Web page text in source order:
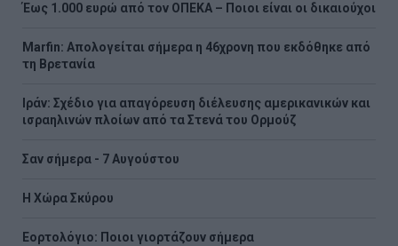
Έως 1.000 ευρώ από τον ΟΠΕΚΑ – Ποιοι είναι οι δικαιούχοι
Marfin: Απολογείται σήμερα η 46χρονη που εκδόθηκε από
τη Βρετανία
Ιράν: Σχέδιο για απαγόρευση διέλευσης αμερικανικών και
ισραηλινών πλοίων από τα Στενά του Ορμούζ
Σαν σήμερα - 7 Αυγούστου
Η Χώρα Σκύρου
Εορτολόγιο: Ποιοι γιορτάζουν σήμερα